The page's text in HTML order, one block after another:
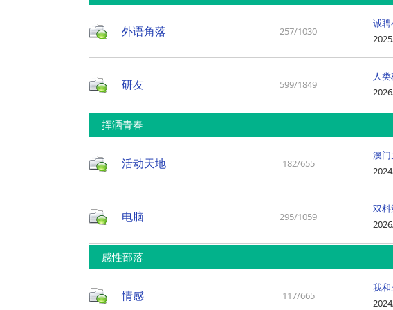
外语角落 257/1030
诚
研友 599/1849
人
挥洒青春
活动天地 182/655
澳
电脑 295/1059
双
感性部落
情感 117/665
我和